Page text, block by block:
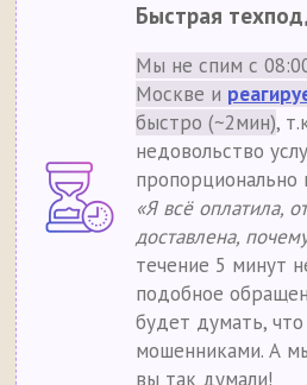
Быстрая
Мы не спим с
Москве и
быстро (~2мин),
недовольство
«Я всё оплатила,
доставлена,
течение 5 минут
подобное
будет думать,
мошенниками. А
вы так думали!